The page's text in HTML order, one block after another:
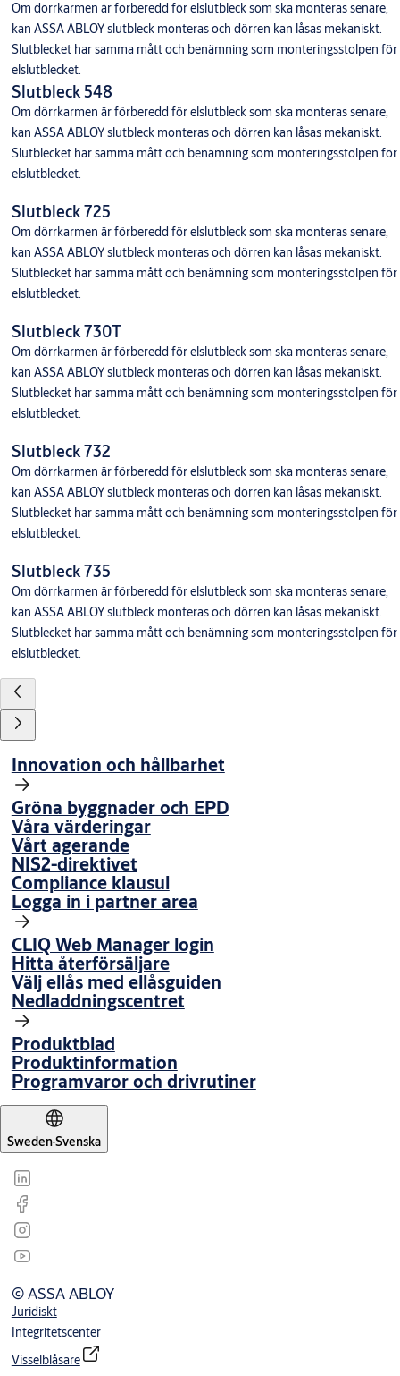
Om dörrkarmen är förberedd för elslutbleck som ska monteras senare,
kan ASSA ABLOY slutbleck monteras och dörren kan låsas mekaniskt.
Slutblecket har samma mått och benämning som monteringsstolpen för
elslutblecket.
Slutbleck 548
Om dörrkarmen är förberedd för elslutbleck som ska monteras senare,
kan ASSA ABLOY slutbleck monteras och dörren kan låsas mekaniskt.
Slutblecket har samma mått och benämning som monteringsstolpen för
elslutblecket.
Slutbleck 725
Om dörrkarmen är förberedd för elslutbleck som ska monteras senare,
kan ASSA ABLOY slutbleck monteras och dörren kan låsas mekaniskt.
Slutblecket har samma mått och benämning som monteringsstolpen för
elslutblecket.
Slutbleck 730T
Om dörrkarmen är förberedd för elslutbleck som ska monteras senare,
kan ASSA ABLOY slutbleck monteras och dörren kan låsas mekaniskt.
Slutblecket har samma mått och benämning som monteringsstolpen för
elslutblecket.
Slutbleck 732
Om dörrkarmen är förberedd för elslutbleck som ska monteras senare,
kan ASSA ABLOY slutbleck monteras och dörren kan låsas mekaniskt.
Slutblecket har samma mått och benämning som monteringsstolpen för
elslutblecket.
Slutbleck 735
Om dörrkarmen är förberedd för elslutbleck som ska monteras senare,
kan ASSA ABLOY slutbleck monteras och dörren kan låsas mekaniskt.
Slutblecket har samma mått och benämning som monteringsstolpen för
elslutblecket.
Innovation och hållbarhet
Gröna byggnader och EPD
Våra värderingar
Vårt agerande
NIS2-direktivet
Compliance klausul
Logga in i partner area
CLIQ Web Manager login
Hitta återförsäljare
Välj ellås med ellåsguiden
Nedladdningscentret
Produktblad
Produktinformation
Programvaror och drivrutiner
Sweden·Svenska
© ASSA ABLOY
Juridiskt
Integritetscenter
Visselblåsare